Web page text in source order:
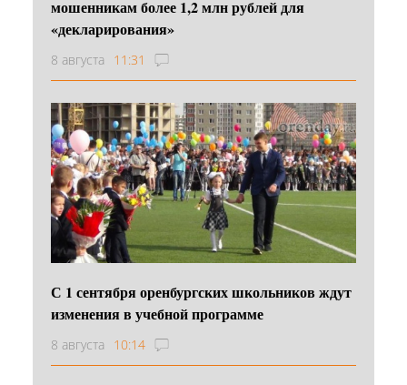
мошенникам более 1,2 млн рублей для
«декларирования»
8 августа 11:31
С 1 сентября оренбургских школьников ждут
изменения в учебной программе
8 августа 10:14